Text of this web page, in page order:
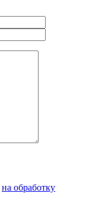
на обработку